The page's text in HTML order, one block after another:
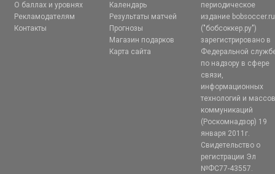
О баллах и уровнях
Рекламодателям
Контакты
Календарь
Результаты матчей
Прогнозы
Магазин подарков
Карта сайта
периодическое
издание bobsoccer.ru
("бобсоккер.ру")
зарегистрировано в
Федеральной
по надзору в сфере
связи,
информационных
технологий и
коммуникаций
(Роскомнадзор) 19
января 2011г.
Свидетельство о
регистрации Эл
№ФС77-43557.